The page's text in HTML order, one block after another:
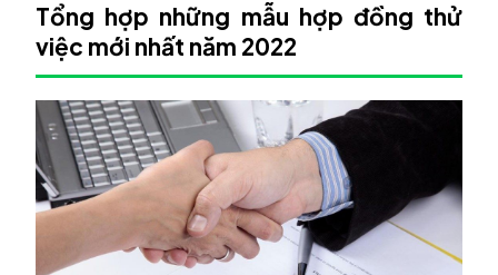
Tổng hợp những mẫu hợp đồng thử
việc mới nhất năm 2022